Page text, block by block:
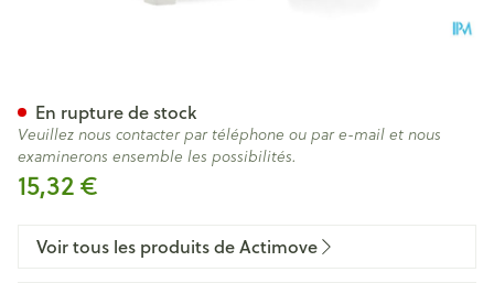
15,32 €
En rupture de stock
Veuillez nous contacter par téléphone ou par e-mail et nous
examinerons ensemble les possibilités.
Voir tous les produits de Actimove